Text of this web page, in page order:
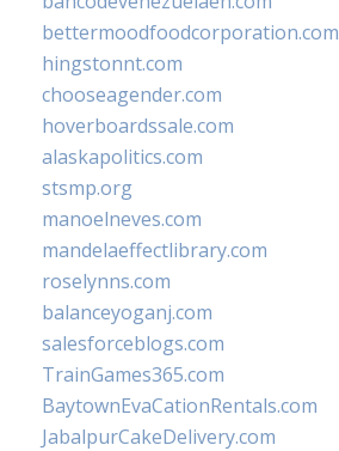
bettermoodfoodcorporation.com
hingstonnt.com
chooseagender.com
hoverboardssale.com
alaskapolitics.com
stsmp.org
manoelneves.com
mandelaeffectlibrary.com
roselynns.com
balanceyoganj.com
salesforceblogs.com
TrainGames365.com
BaytownEvaCationRentals.com
JabalpurCakeDelivery.com